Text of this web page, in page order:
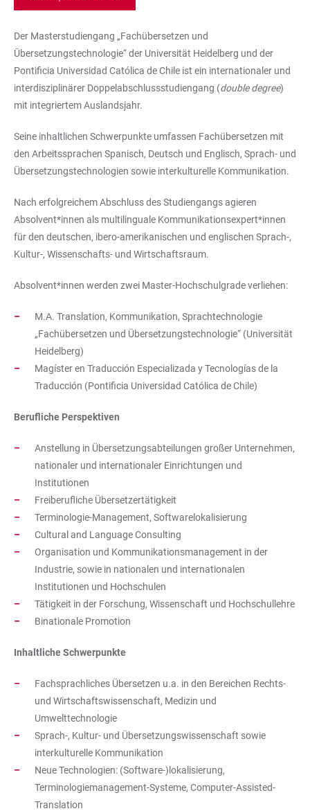
Der Masterstudiengang „Fachübersetzen und
Übersetzungstechnologie“ der Universität Heidelberg und der
Pontificia Universidad Católica de Chile ist ein internationaler und
interdisziplinärer Doppelabschlussstudiengang (double degree)
mit integriertem Auslandsjahr.
Seine inhaltlichen Schwerpunkte umfassen Fachübersetzen mit
den Arbeitssprachen Spanisch, Deutsch und Englisch, Sprach- und
Übersetzungstechnologien sowie interkulturelle Kommunikation.
Nach erfolgreichem Abschluss des Studiengangs agieren
Absolvent*innen als multilinguale Kommunikationsexpert*innen
für den deutschen, ibero-amerikanischen und englischen Sprach-,
Kultur-, Wissenschafts- und Wirtschaftsraum.
Absolvent*innen werden zwei Master-Hochschulgrade verliehen:
M.A. Translation, Kommunikation, Sprachtechnologie
„Fachübersetzen und Übersetzungstechnologie“ (Universität
Heidelberg)
Magíster en Traducción Especializada y Tecnologías de la
Traducción (Pontificia Universidad Católica de Chile)
Berufliche Perspektiven
Anstellung in Übersetzungsabteilungen großer Unternehmen,
nationaler und internationaler Einrichtungen und
Institutionen
Freiberufliche Übersetzertätigkeit
Terminologie-Management, Softwarelokalisierung
Cultural and Language Consulting
Organisation und Kommunikationsmanagement in der
Industrie, sowie in nationalen und internationalen
Institutionen und Hochschulen
Tätigkeit in der Forschung, Wissenschaft und Hochschullehre
Binationale Promotion
Inhaltliche Schwerpunkte
Fachsprachliches Übersetzen u.a. in den Bereichen Rechts-
und Wirtschaftswissenschaft, Medizin und
Umwelttechnologie
Sprach-, Kultur- und Übersetzungswissenschaft sowie
interkulturelle Kommunikation
Neue Technologien: (Software-)lokalisierung,
Terminologiemanagement-Systeme, Computer-Assisted-
Translation